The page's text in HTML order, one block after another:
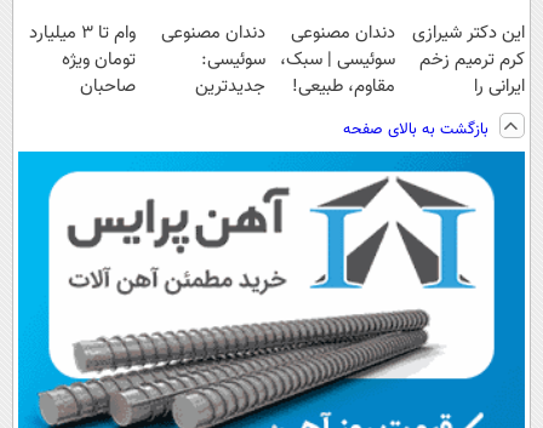
این دکتر شیرازی
کرم ترمیم زخم
ایرانی را
ساخت!!!
دندان مصنوعی
سوئیسی | سبک،
مقاوم، طبیعی!
رایگان+پرداخت
اقساطی😍
دندان مصنوعی
سوئیسی:
جدیدترین
پرداخت قسطی
وام تا ۳ میلیارد
تومان ویژه
صاحبان
بازگشت به بالای صفحه